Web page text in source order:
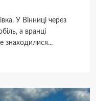
У Вінниці через
а вранці
знаходилися...